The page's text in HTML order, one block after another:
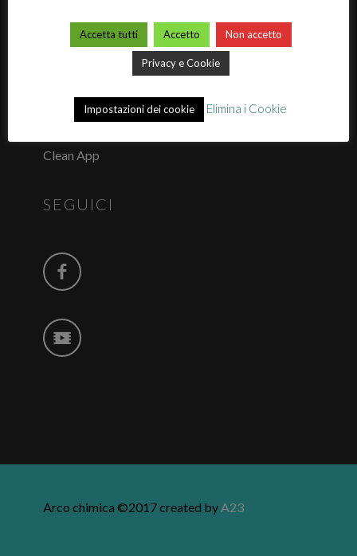
Mission
Eventi & News
Clean App
SEGUICI
Arco chimica ©2017 created byA23
Accetta tutti Accetto Non accetto
Privacy e Cookie
Impostazioni dei cookie Elimina i Cookie